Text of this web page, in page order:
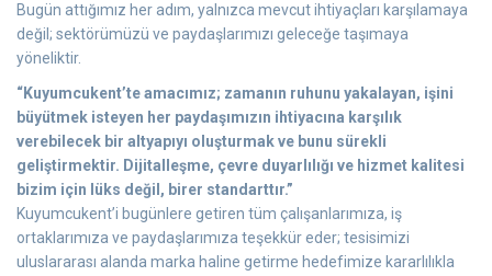
Bugün attığımız her adım, yalnızca mevcut ihtiyaçları karşılamaya
değil; sektörümüzü ve paydaşlarımızı geleceğe taşımaya
yöneliktir.
“Kuyumcukent’te amacımız; zamanın ruhunu yakalayan, işini
büyütmek isteyen her paydaşımızın ihtiyacına karşılık
verebilecek bir altyapıyı oluşturmak ve bunu sürekli
geliştirmektir. Dijitalleşme, çevre duyarlılığı ve hizmet kalitesi
bizim için lüks değil, birer standarttır.”
Kuyumcukent’i bugünlere getiren tüm çalışanlarımıza, iş
ortaklarımıza ve paydaşlarımıza teşekkür eder; tesisimizi
uluslararası alanda marka haline getirme hedefimize kararlılıkla